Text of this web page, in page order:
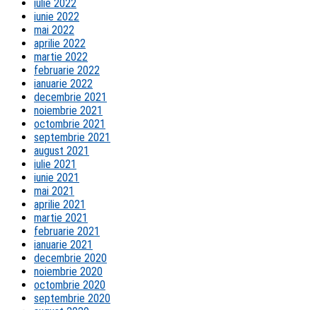
iulie 2022
iunie 2022
mai 2022
aprilie 2022
martie 2022
februarie 2022
ianuarie 2022
decembrie 2021
noiembrie 2021
octombrie 2021
septembrie 2021
august 2021
iulie 2021
iunie 2021
mai 2021
aprilie 2021
martie 2021
februarie 2021
ianuarie 2021
decembrie 2020
noiembrie 2020
octombrie 2020
septembrie 2020